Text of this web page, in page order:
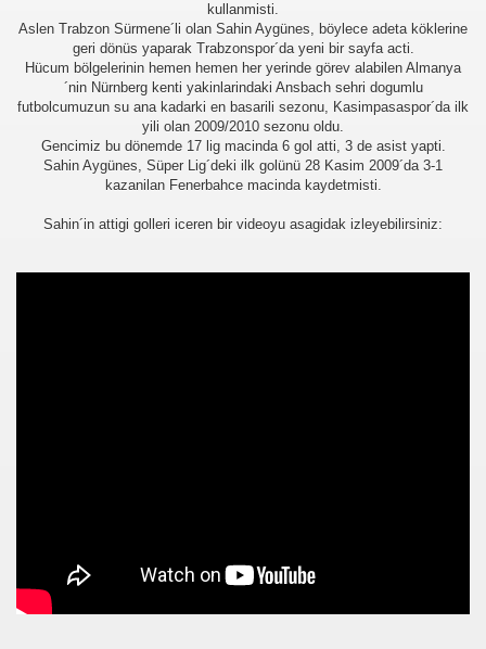
kullanmisti.
Aslen Trabzon Sürmene´li olan Sahin Aygünes, böylece adeta köklerine
geri dönüs yaparak Trabzonspor´da yeni bir sayfa acti.
Hücum bölgelerinin hemen hemen her yerinde görev alabilen Almanya
´nin Nürnberg kenti yakinlarindaki Ansbach sehri dogumlu
futbolcumuzun su ana kadarki en basarili sezonu, Kasimpasaspor´da ilk
yili olan 2009/2010 sezonu oldu.
Gencimiz bu dönemde 17 lig macinda 6 gol atti, 3 de asist yapti.
Sahin Aygünes, Süper Lig´deki ilk golünü 28 Kasim 2009´da 3-1
kazanilan Fenerbahce macinda kaydetmisti.
Sahin´in attigi golleri iceren bir videoyu asagidak izleyebilirsiniz:
arası Gol Krallığı
arası Gol Krallığı